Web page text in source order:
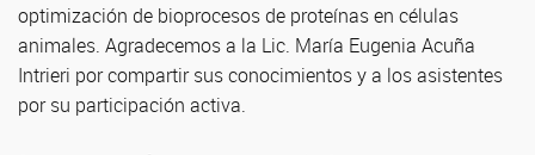
optimización de bioprocesos de proteínas en células
animales. Agradecemos a la Lic. María Eugenia Acuña
Intrieri por compartir sus conocimientos y a los asistentes
por su participación activa.